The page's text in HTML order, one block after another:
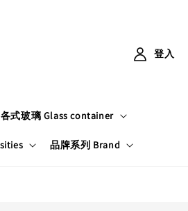
各式玻璃 Glass container
品牌系列 Brand
登入